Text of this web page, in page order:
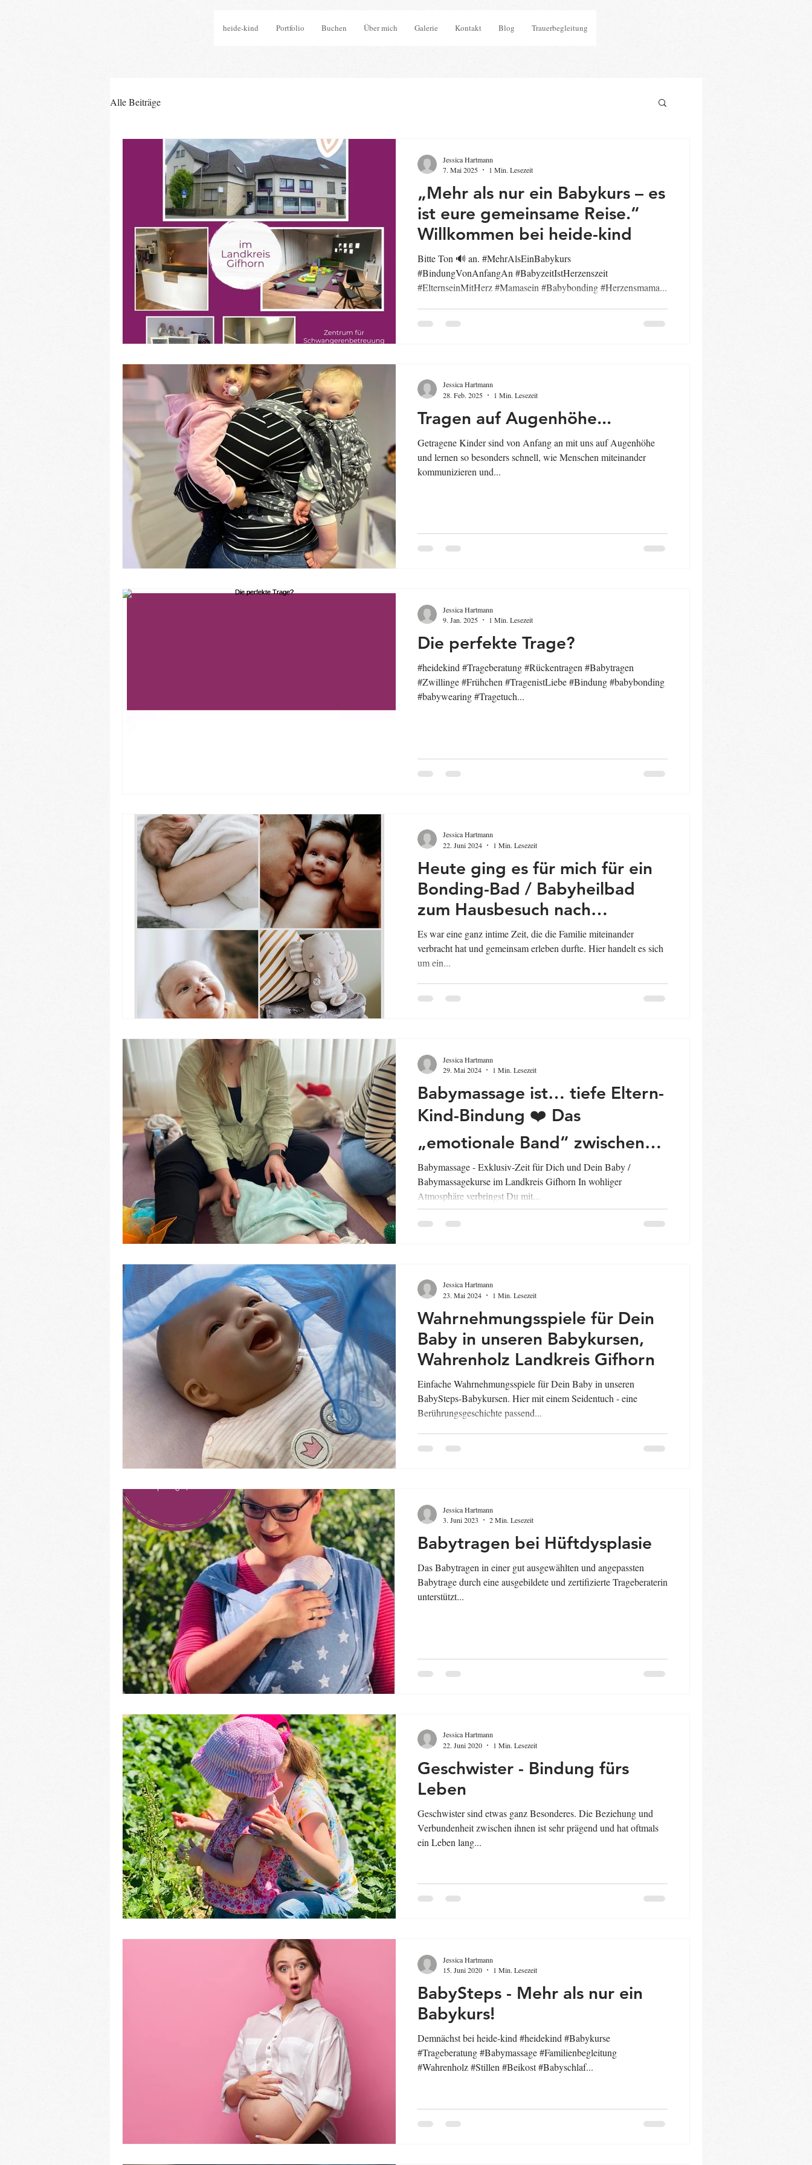
heide-kind Portfolio Buchen Über mich Galerie Kontakt Blog Trauerbegleitung
Alle Beiträge
„Mehr als nur ein Babykurs – es
ist eure gemeinsame Reise.“
Willkommen bei heide-kind
Bitte Ton 🔊 an. #MehrAlsEinBabykurs
#BindungVonAnfangAn #BabyzeitIstHerzenszeit
#ElternseinMitHerz #Mamasein #Babybonding #Herzensmama...
Jessica Hartmann
7. Mai 2025
1 Min. Lesezeit
Tragen auf Augenhöhe...
Getragene Kinder sind von Anfang an mit uns auf Augenhöhe
und lernen so besonders schnell, wie Menschen miteinander
kommunizieren und...
Jessica Hartmann
28. Feb. 2025
1 Min. Lesezeit
Die perfekte Trage?
#heidekind #Trageberatung #Rückentragen #Babytragen
#Zwillinge #Frühchen #TragenistLiebe #Bindung #babybonding
#babywearing #Tragetuch...
Jessica Hartmann
9. Jan. 2025
1 Min. Lesezeit
Heute ging es für mich für ein
Bonding-Bad / Babyheilbad
zum Hausbesuch nach
Wolfsburg.
Es war eine ganz intime Zeit, die die Familie miteinander
verbracht hat und gemeinsam erleben durfte. Hier handelt es sich
um ein...
Jessica Hartmann
22. Juni 2024
1 Min. Lesezeit
Babymassage ist… tiefe Eltern-
Kind-Bindung ❤️ Das
„emotionale Band“ zwischen
Eltern und ihrem Kind
Babymassage - Exklusiv-Zeit für Dich und Dein Baby /
Babymassagekurse im Landkreis Gifhorn In wohliger
Atmosphäre verbringst Du mit...
Jessica Hartmann
29. Mai 2024
1 Min. Lesezeit
Wahrnehmungsspiele für Dein
Baby in unseren Babykursen,
Wahrenholz Landkreis Gifhorn
Einfache Wahrnehmungsspiele für Dein Baby in unseren
BabySteps-Babykursen. Hier mit einem Seidentuch - eine
Berührungsgeschichte passend...
Jessica Hartmann
23. Mai 2024
1 Min. Lesezeit
Babytragen bei Hüftdysplasie
Das Babytragen in einer gut ausgewählten und angepassten
Babytrage durch eine ausgebildete und zertifizierte Trageberaterin
unterstützt...
Jessica Hartmann
3. Juni 2023
2 Min. Lesezeit
Geschwister - Bindung fürs
Leben
Geschwister sind etwas ganz Besonderes. Die Beziehung und
Verbundenheit zwischen ihnen ist sehr prägend und hat oftmals
ein Leben lang...
Jessica Hartmann
22. Juni 2020
1 Min. Lesezeit
BabySteps - Mehr als nur ein
Babykurs!
Demnächst bei heide-kind #heidekind #Babykurse
#Trageberatung #Babymassage #Familienbegleitung
#Wahrenholz #Stillen #Beikost #Babyschlaf...
Jessica Hartmann
15. Juni 2020
1 Min. Lesezeit